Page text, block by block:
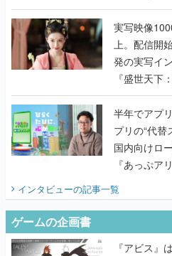
『
んだレジェ
実写映像
上。配信開
発の実写イ
『盛世天下
うこだわり
半年でアプリス
プリの“代替
国内向けロ
『あっぷア
インタビューの記事一覧
ゲームの企画書
『アビス』